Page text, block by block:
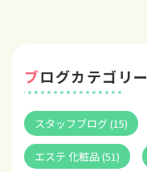
ブログカテゴリー
スタッフブログ (15)
エステ 化粧品 (51)